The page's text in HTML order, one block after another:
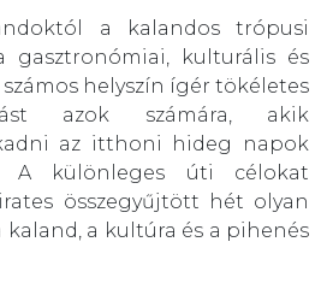
a kalandos trópusi
gasztronómiai, kulturális és
helyszín ígér tökéletes
azok számára, akik
az itthoni hideg napok
A különleges úti célokat
összegyűjtött hét olyan
a kultúra és a pihenés